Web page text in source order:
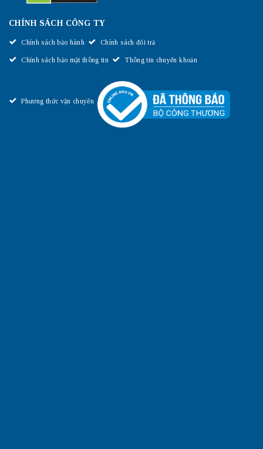
CHÍNH SÁCH CÔNG TY
Chính sách bảo hành Chính sách đổi trả
Chính sách bảo mật thông tin Thông tin chuyển khoản
Phương thức vận chuyển